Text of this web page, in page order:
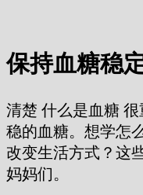
保持血糖稳
清楚 什么是血糖
稳的血糖。想学怎
改变生活方式？这
妈妈们。